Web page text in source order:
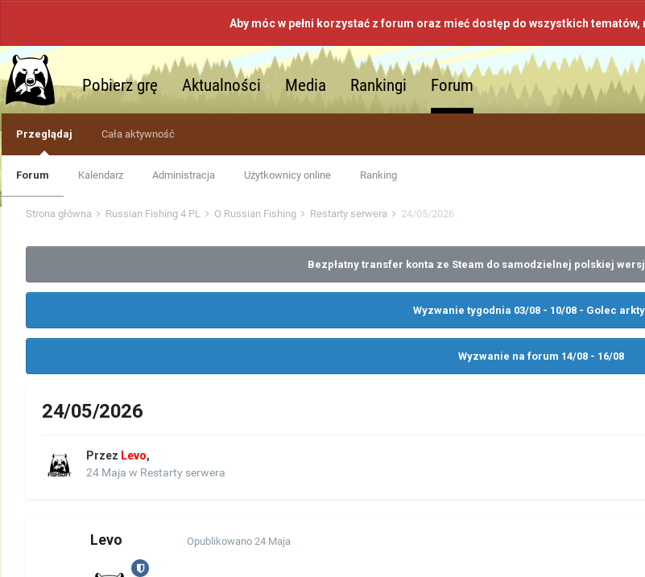
Aby móc w pełni korzystać z forum oraz mieć dostęp do wszystkich tematów,
Pobierz grę Aktualności Media Rankingi Forum
Przeglądaj
Forum Kalendarz Administracja Użytkownicy online Ranking
Cała aktywność
Strona główna Russian Fishing 4 PL O Russian Fishing Restarty serwera 24/05/2026
Bezpłatny transfer konta ze Steam do samodzielnej polskiej
Wyzwanie tygodnia 03/08 - 10/08 - Golec
Wyzwanie na forum 14/08 - 16/08
24/05/2026
Przez Levo,
24 Maja w Restarty serwera
Levo Opublikowano 24 Maja